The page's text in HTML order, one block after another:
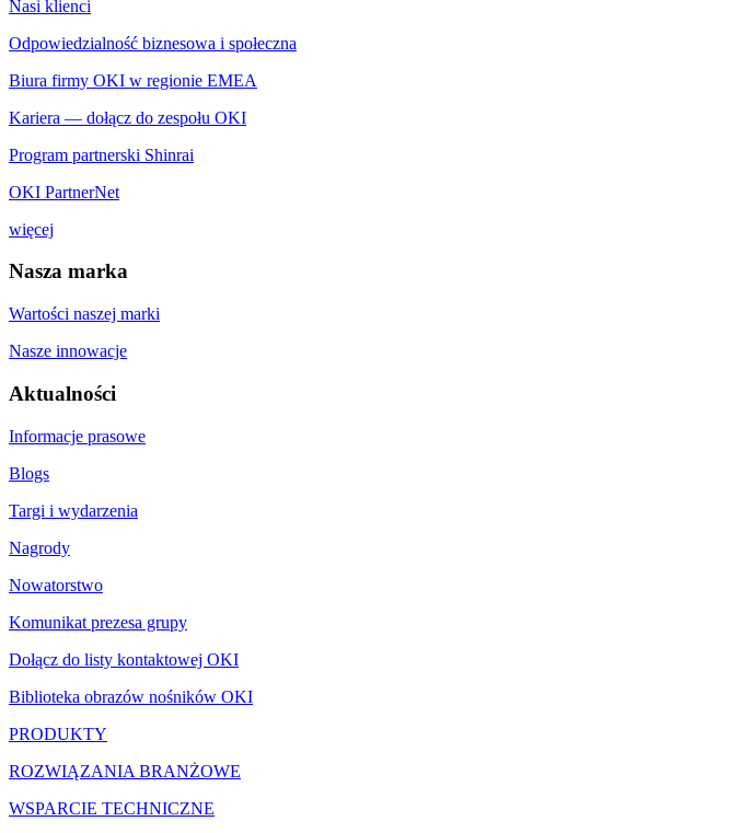
Nasi klienci
Odpowiedzialność biznesowa i społeczna
Biura firmy OKI w regionie EMEA
Kariera — dołącz do zespołu OKI
Program partnerski Shinrai
OKI PartnerNet
więcej
Nasza marka
Wartości naszej marki
Nasze innowacje
Aktualności
Informacje prasowe
Blogs
Targi i wydarzenia
Nagrody
Nowatorstwo
Komunikat prezesa grupy
Dołącz do listy kontaktowej OKI
Biblioteka obrazów nośników OKI
PRODUKTY
ROZWIĄZANIA BRANŻOWE
WSPARCIE TECHNICZNE